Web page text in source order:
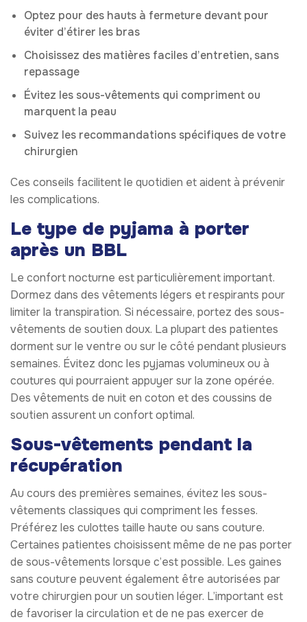
Optez pour des hauts à fermeture devant pour
éviter d’étirer les bras
Choisissez des matières faciles d’entretien, sans
repassage
Évitez les sous-vêtements qui compriment ou
marquent la peau
Suivez les recommandations spécifiques de votre
chirurgien
Ces conseils facilitent le quotidien et aident à prévenir
les complications.
Le type de pyjama à porter
après un BBL
Le confort nocturne est particulièrement important.
Dormez dans des vêtements légers et respirants pour
limiter la transpiration. Si nécessaire, portez des sous-
vêtements de soutien doux. La plupart des patientes
dorment sur le ventre ou sur le côté pendant plusieurs
semaines. Évitez donc les pyjamas volumineux ou à
coutures qui pourraient appuyer sur la zone opérée.
Des vêtements de nuit en coton et des coussins de
soutien assurent un confort optimal.
Sous-vêtements pendant la
récupération
Au cours des premières semaines, évitez les sous-
vêtements classiques qui compriment les fesses.
Préférez les culottes taille haute ou sans couture.
Certaines patientes choisissent même de ne pas porter
de sous-vêtements lorsque c’est possible. Les gaines
sans couture peuvent également être autorisées par
votre chirurgien pour un soutien léger. L’important est
de favoriser la circulation et de ne pas exercer de